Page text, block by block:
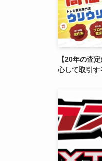
【20年の査
心して取引